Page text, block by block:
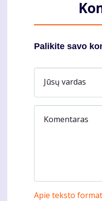
Palikite savo
Jūsų vardas
Komentaras
Apie teksto